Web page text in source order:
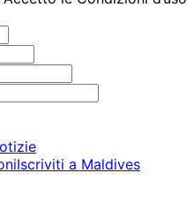
Iscriviti a Maldives